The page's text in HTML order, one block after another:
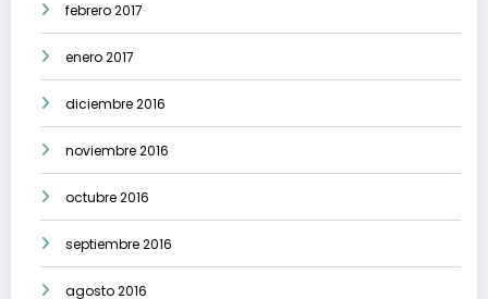
febrero 2017
enero 2017
diciembre 2016
noviembre 2016
octubre 2016
septiembre 2016
agosto 2016